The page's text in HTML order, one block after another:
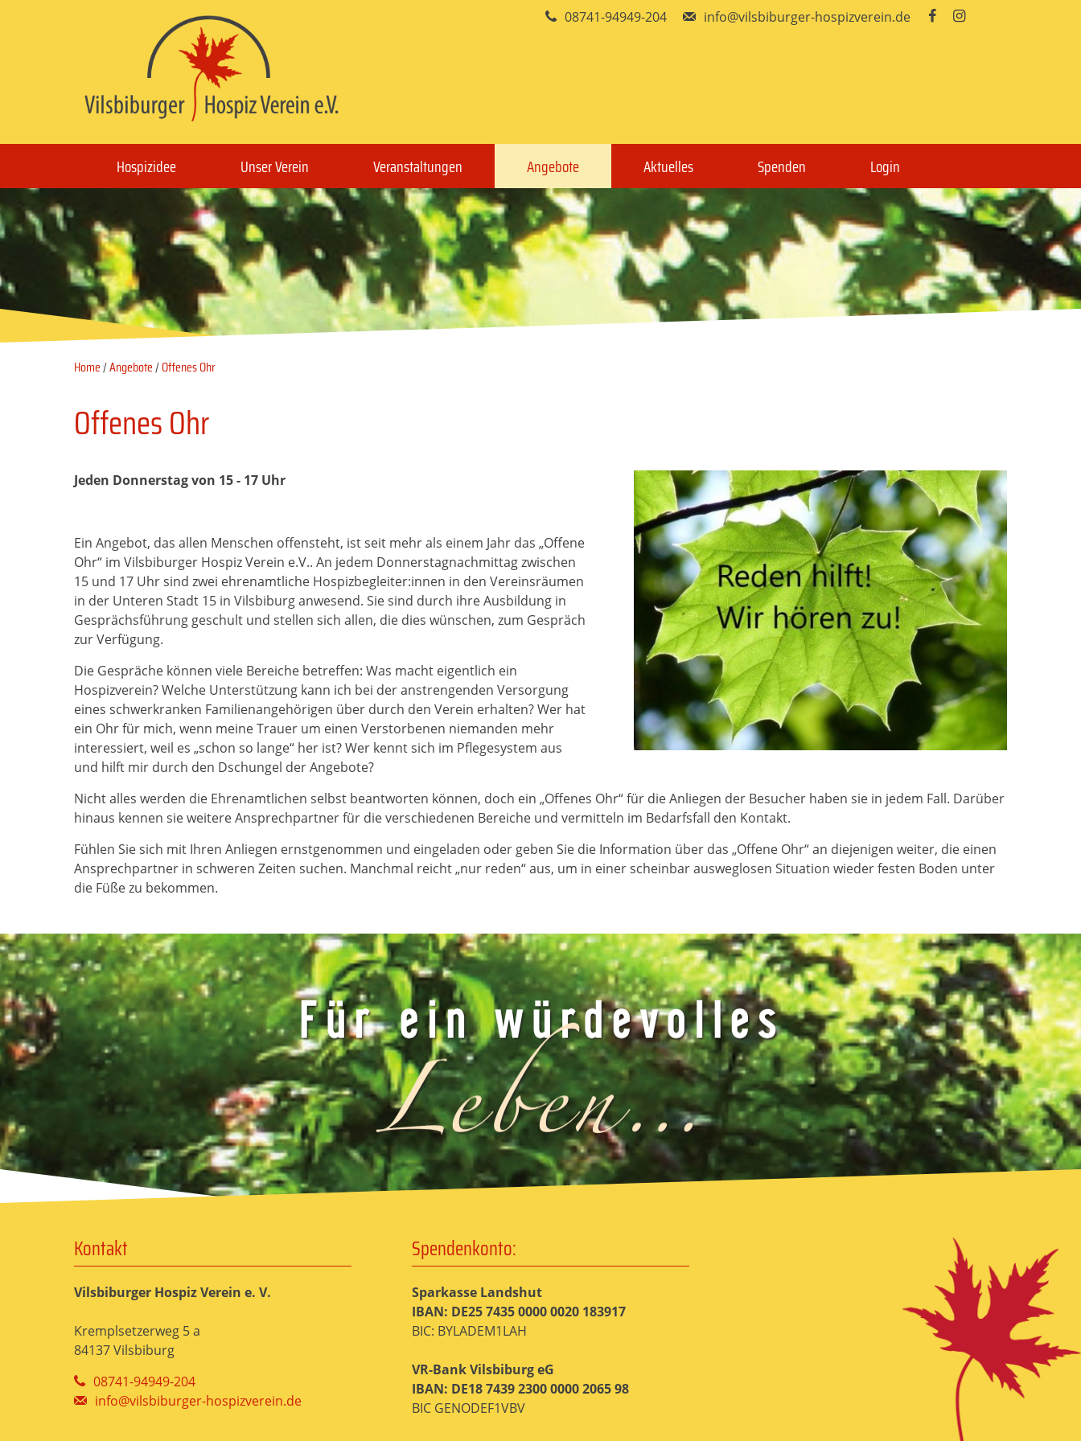
Hospizidee Unser Verein Veranstaltungen Angebote Aktuelles Spenden Login
Home/Angebote/Offenes Ohr
Offenes Ohr
Jeden Donnerstag von 15 - 17 Uhr
Ein Angebot, das allen Menschen offensteht, ist seit mehr als einem Jahr das „Offene
Ohr“ im Vilsbi­burger Hospiz Verein e.V.. An jedem Donnerstagnachmittag zwischen
15 und 17 Uhr sind zwei ehrenamtliche Hospizbe­gleiter:innen in den Vereinsräumen
in der Unteren Stadt 15 in Vilsbiburg anwesend. Sie sind durch ihre Aus­bil­dung in
Gesprächsführung geschult und stellen sich allen, die dies wünschen, zum Gespräch
zur Verfügung.
Die Gespräche können viele Bereiche betreffen: Was macht eigentlich ein
Hospizverein? Welche Unter­­stützung kann ich bei der anstrengenden Versorgung
eines schwerkranken Familienangehörigen über durch den Verein erhalten? Wer hat
ein Ohr für mich, wenn meine Trauer um einen Verstorbenen niemanden mehr
interessiert, weil es „schon so lange“ her ist? Wer kennt sich im Pflegesystem aus
und hilft mir durch den Dschungel der Angebote?
Nicht alles werden die Ehrenamtlichen selbst beantworten können, doch ein „Offenes Ohr“ für die Anliegen der Besucher haben sie in jedem Fall. Darüber
hinaus kennen sie weitere Ansprechpartner für die verschiedenen Bereiche und vermitteln im Bedarfsfall den Kontakt.
Fühlen Sie sich mit Ihren Anliegen ernstgenommen und eingeladen oder geben Sie die Information über das „Offene Ohr“ an diejenigen weiter, die einen
Ansprechpartner in schweren Zeiten suchen. Manchmal reicht „nur reden“ aus, um in einer scheinbar ausweglosen Situation wieder festen Boden unter
die Füße zu bekommen.
Kontakt
Vilsbiburger Hospiz Verein e. V.
Kremplsetzerweg 5 a
84137 Vilsbiburg
08741-94949-204
info@vilsbiburger-hospizverein.de
08741-94949-204 info@vilsbiburger-hospizverein.de  
Spendenkonto:
Sparkasse Landshut
IBAN: DE25 7435 0000 0020 183917
BIC: BYLADEM1LAH
VR-Bank Vilsbiburg eG
IBAN: DE18 7439 2300 0000 2065 98
BIC GENODEF1VBV